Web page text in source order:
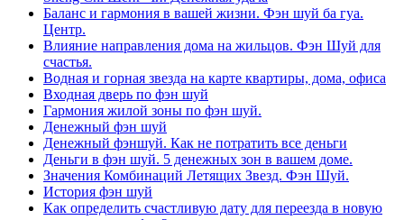
Баланс и гармония в вашей жизни. Фэн шуй ба гуа.
Центр.
Влияние направления дома на жильцов. Фэн Шуй для
счастья.
Водная и горная звезда на карте квартиры, дома, офиса
Входная дверь по фэн шуй
Гармония жилой зоны по фэн шуй.
Денежный фэн шуй
Денежный фэншуй. Как не потратить все деньги
Деньги в фэн шуй. 5 денежных зон в вашем доме.
Значения Комбинаций Летящих Звезд. Фэн Шуй.
История фэн шуй
Как определить счастливую дату для переезда в новую